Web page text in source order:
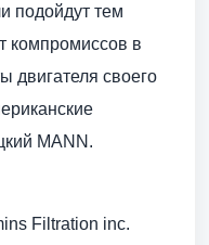
подойдут тем
компромиссов в
двигателя своего
MANN.
Filtration inc.